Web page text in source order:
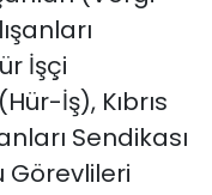
İşçi
İş), Kıbrıs
Sendikası
Görevlileri